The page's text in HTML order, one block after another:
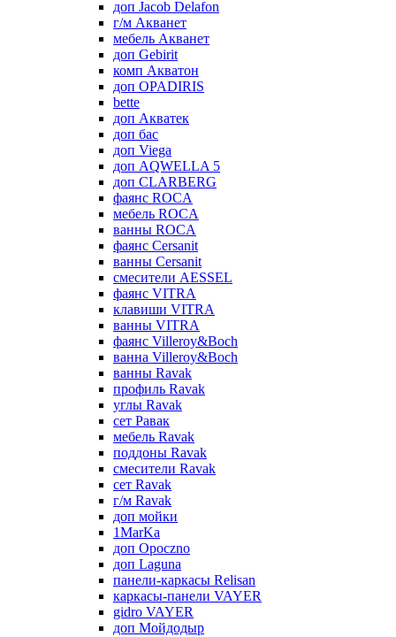
доп Jacob Delafon
г/м Акванет
мебель Акванет
доп Gebirit
комп Акватон
доп OPADIRIS
bette
доп Акватек
доп бас
доп Viega
доп AQWELLA 5
доп CLARBERG
фаянс ROCA
мебель ROCA
ванны ROCA
фаянс Cersanit
ванны Cersanit
смесители AESSEL
фаянс VITRA
клавиши VITRA
ванны VITRA
фаянс Villeroy&Boch
ванна Villeroy&Boch
ванны Ravak
профиль Ravak
углы Ravak
сет Равак
мебель Ravak
поддоны Ravak
смесители Ravak
сет Ravak
г/м Ravak
доп мойки
1MarKa
доп Opoczno
доп Laguna
панели-каркасы Relisan
каркасы-панели VAYER
gidro VAYER
доп Мойдодыр